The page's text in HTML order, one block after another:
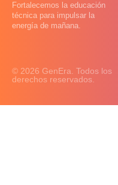
Fortalecemos la educación
técnica para impulsar la
energía de mañana.
© 2026 GenEra. Todos los
derechos reservados.